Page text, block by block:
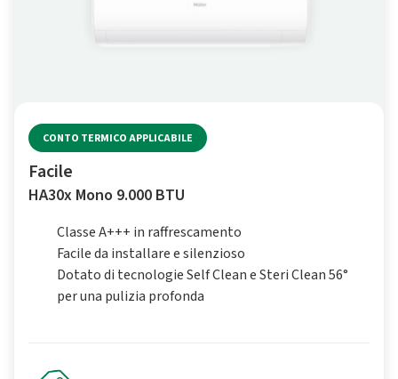
CONTO TERMICO APPLICABILE
Facile
HA30x Mono 9.000 BTU
Classe A+++ in raffrescamento
Facile da installare e silenzioso
Dotato di tecnologie Self Clean e Steri Clean 56°
per una pulizia profonda